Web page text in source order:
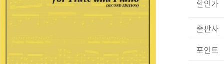
할인가
출판사
포인트